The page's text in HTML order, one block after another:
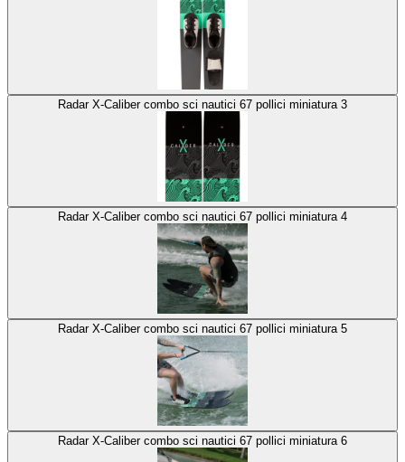
Radar X-Caliber combo sci nautici 67 pollici miniatura 3
Radar X-Caliber combo sci nautici 67 pollici miniatura 4
Radar X-Caliber combo sci nautici 67 pollici miniatura 5
Radar X-Caliber combo sci nautici 67 pollici miniatura 6